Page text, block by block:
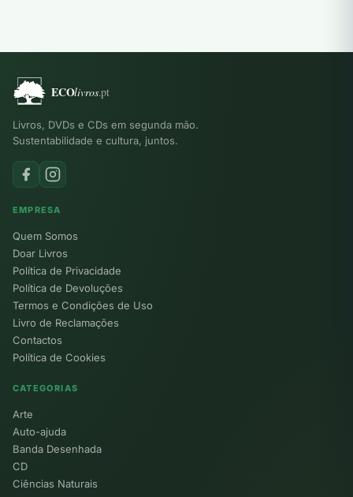
Livros, DVDs e CDs em segunda mão.
Sustentabilidade e cultura, juntos.
EMPRESA
Quem Somos
Doar Livros
Política de Privacidade
Política de Devoluções
Termos e Condições de Uso
Livro de Reclamações
Contactos
Política de Cookies
CATEGORIAS
Arte
Auto-ajuda
Banda Desenhada
CD
Ciências Naturais